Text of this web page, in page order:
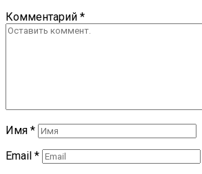
Комментарий *
Имя *
Email *